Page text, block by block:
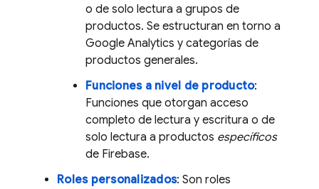
o de solo lectura a grupos de
productos. Se estructuran en torno a
Google Analytics y categorías de
productos generales.
Funciones a nivel de producto:
Funciones que otorgan acceso
completo de lectura y escritura o de
solo lectura a productos específicos
de Firebase.
Roles personalizados: Son roles